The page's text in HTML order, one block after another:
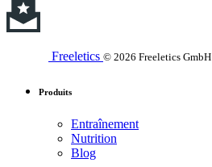
Freeletics © 2026 Freeletics GmbH
Produits
Entraînement
Nutrition
Blog